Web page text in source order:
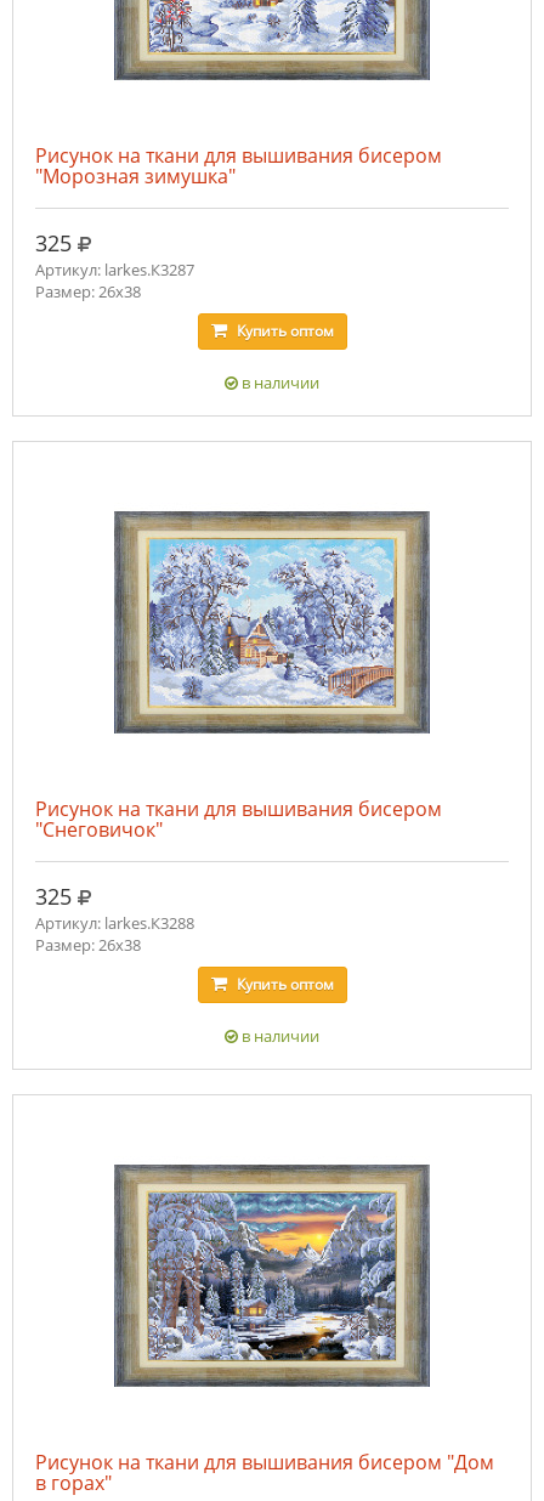
Рисунок на ткани для вышивания бисером
"Морозная зимушка"
325 руб.
Артикул: larkes.К3287
Размер: 26х38
Купитьоптом
в наличии
Рисунок на ткани для вышивания бисером
"Снеговичок"
325 руб.
Артикул: larkes.К3288
Размер: 26х38
Купитьоптом
в наличии
Рисунок на ткани для вышивания бисером "Дом
в горах"